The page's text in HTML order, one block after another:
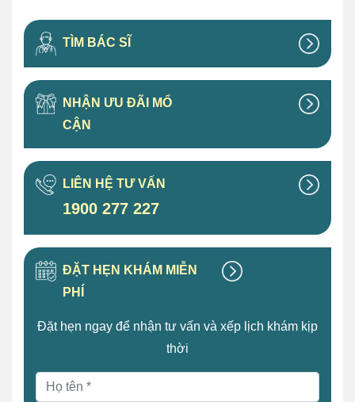
TÌM BÁC SĨ
NHẬN ƯU ĐÃI MỔ
CẬN
LIÊN HỆ TƯ VẤN
1900 277 227
ĐẶT HẸN KHÁM MIỄN
PHÍ
Đặt hẹn ngay để nhận tư vấn và xếp lịch khám kịp
thời